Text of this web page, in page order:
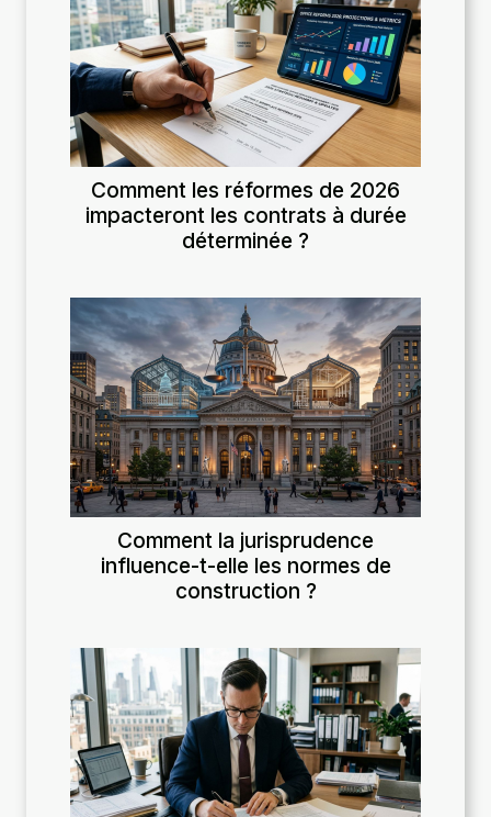
Comment les réformes de 2026
impacteront les contrats à durée
déterminée ?
Comment la jurisprudence
influence-t-elle les normes de
construction ?